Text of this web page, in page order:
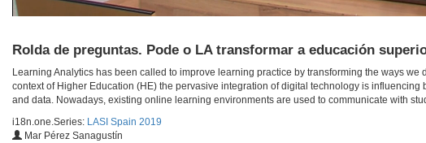
Rolda de preguntas. Pode o LA transformar a educación
Learning Analytics has been called to improve learning practice by transforming the ways
context of Higher Education (HE) the pervasive integration of digital technology is
and data. Nowadays, existing online learning environments are used to communicate with
i18n.one.Series: LASI Spain 2019
Mar Pérez Sanagustín